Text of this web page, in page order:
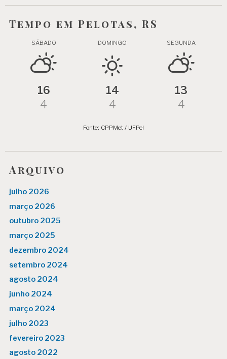
Tempo em Pelotas, RS
SÁBADO
16
4
DOMINGO
14
4
SEGUNDA
13
4
Fonte: CPPMet / UFPel
Arquivo
julho 2026
março 2026
outubro 2025
março 2025
dezembro 2024
setembro 2024
agosto 2024
junho 2024
março 2024
julho 2023
fevereiro 2023
agosto 2022